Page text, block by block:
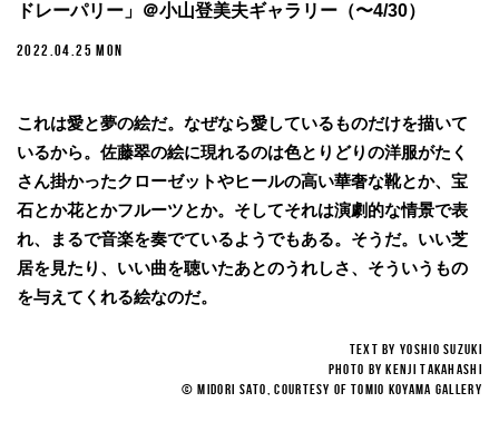
ドレーパリー」＠小山登美夫ギャラリー（〜4/30）
2022.04.25 MON
これは愛と夢の絵だ。なぜなら愛しているものだけを描いて
いるから。佐藤翠の絵に現れるのは色とりどりの洋服がたく
さん掛かったクローゼットやヒールの高い華奢な靴とか、宝
石とか花とかフルーツとか。そしてそれは演劇的な情景で表
れ、まるで音楽を奏でているようでもある。そうだ。いい芝
居を見たり、いい曲を聴いたあとのうれしさ、そういうもの
を与えてくれる絵なのだ。
TEXT BY Yoshio Suzuki
Photo by Kenji Takahashi
© Midori Sato, Courtesy of Tomio Koyama Gallery